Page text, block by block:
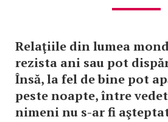
Relaţiile din lumea
rezista ani sau pot
Însă, la fel de bine pot
peste noapte, între
nimeni nu s-ar fi